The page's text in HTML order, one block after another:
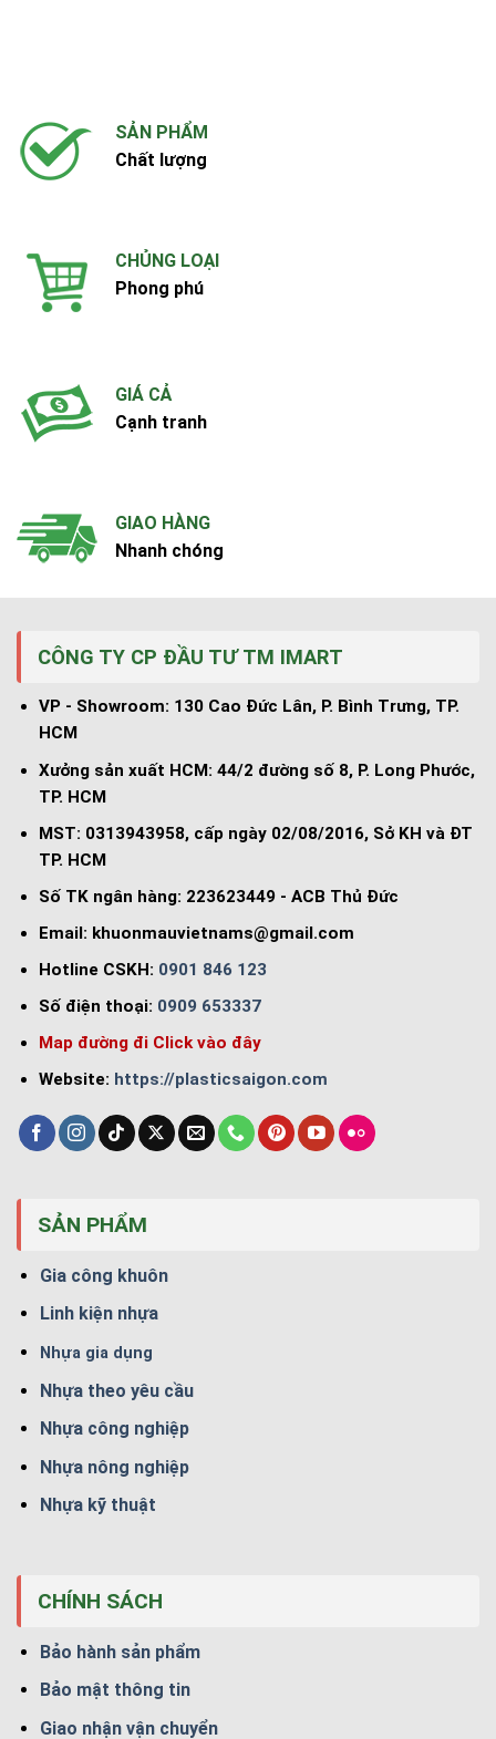
SẢN PHẨM
Chất lượng
CHỦNG LOẠI
Phong phú
GIÁ CẢ
Cạnh tranh
GIAO HÀNG
Nhanh chóng
CÔNG TY CP ĐẦU TƯ TM IMART
VP - Showroom: 130 Cao Đức Lân, P. Bình Trưng, TP.
HCM
Xưởng sản xuất HCM: 44/2 đường số 8, P. Long Phước,
TP. HCM
MST: 0313943958, cấp ngày 02/08/2016, Sở KH và ĐT
TP. HCM
Số TK ngân hàng: 223623449 - ACB Thủ Đức
Email: khuonmauvietnams@gmail.com
Hotline CSKH: 0901 846 123
Số điện thoại: 0909 653337
Map đường đi Click vào đây
Website: https://plasticsaigon.com
SẢN PHẨM
Gia công khuôn
Linh kiện nhựa
Nhựa gia dụng
Nhựa theo yêu cầu
Nhựa công nghiệp
Nhựa nông nghiệp
Nhựa kỹ thuật
CHÍNH SÁCH
Bảo hành sản phẩm
Bảo mật thông tin
Giao nhận vận chuyển